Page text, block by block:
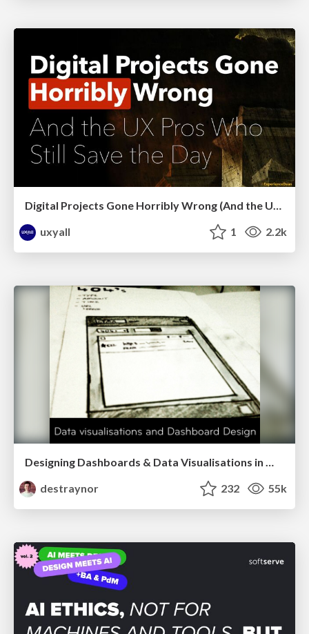
Digital Projects Gone Horribly Wrong (And the UX Pros Who Still Save the Day) - Dean Schuster
uxyall
1 2.2k
Designing Dashboards & Data Visualisations in Web Apps
destraynor
232 55k